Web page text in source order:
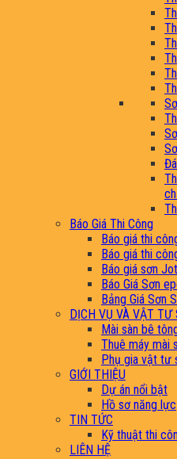
Báo Giá Thi Công
Báo giá thi
Báo giá thi
Báo giá sơn
Báo Giá Sơn
Bảng Giá Sơn
DỊCH VỤ VÀ VẬT TƯ
Mài sàn bê
Thuê máy mài
Phụ gia vật tư
GIỚI THIỆU
Dự án nổi bật
Hồ sơ năng lực
TIN TỨC
Kỹ thuật thi
LIÊN HỆ